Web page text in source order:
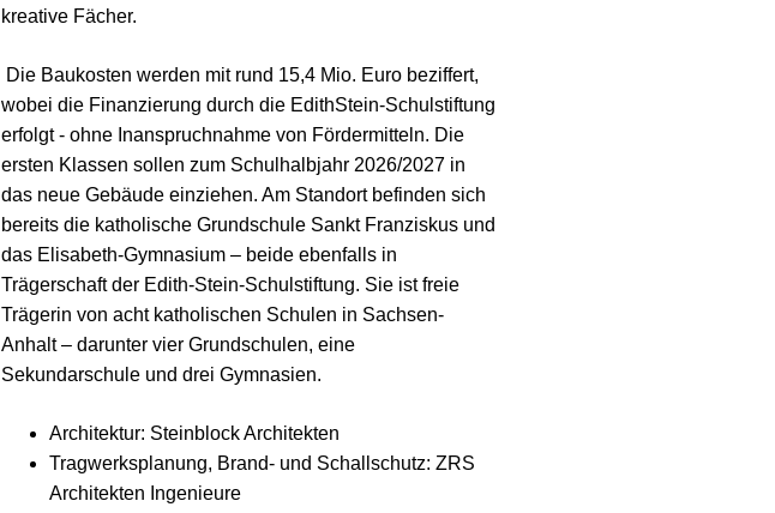
kreative Fächer.
Die Baukosten werden mit rund 15,4 Mio. Euro beziffert,
wobei die Finanzierung durch die EdithStein-Schulstiftung
erfolgt - ohne Inanspruchnahme von Fördermitteln. Die
ersten Klassen sollen zum Schulhalbjahr 2026/2027 in
das neue Gebäude einziehen. Am Standort befinden sich
bereits die katholische Grundschule Sankt Franziskus und
das Elisabeth-Gymnasium – beide ebenfalls in
Trägerschaft der Edith-Stein-Schulstiftung. Sie ist freie
Trägerin von acht katholischen Schulen in Sachsen-
Anhalt – darunter vier Grundschulen, eine
Sekundarschule und drei Gymnasien.
Architektur: Steinblock Architekten
Tragwerksplanung, Brand- und Schallschutz: ZRS
Architekten Ingenieure